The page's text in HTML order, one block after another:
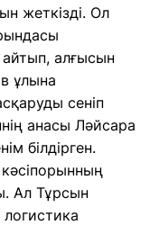
жеткізді. Ол
алғысын
ұлына
сеніп
анасы Ләйсара
білдірген.
Ал Тұрсын